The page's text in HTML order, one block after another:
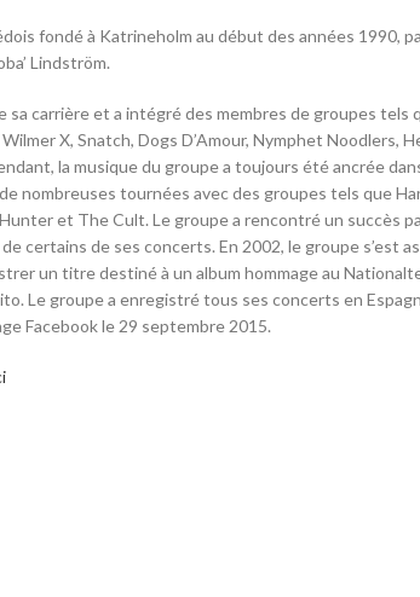
fondé à Katrineholm au début des années 1990,
Lindström.
sa carrière et a intégré des membres de groupes tels
X, Snatch, Dogs D’Amour, Nymphet Noodlers,
la musique du groupe a toujours été ancrée
nombreuses tournées avec des groupes tels que
et The Cult. Le groupe a rencontré un succès
certains de ses concerts. En 2002, le groupe s’est
un titre destiné à un album hommage au
Le groupe a enregistré tous ses concerts en
Facebook le 29 septembre 2015.